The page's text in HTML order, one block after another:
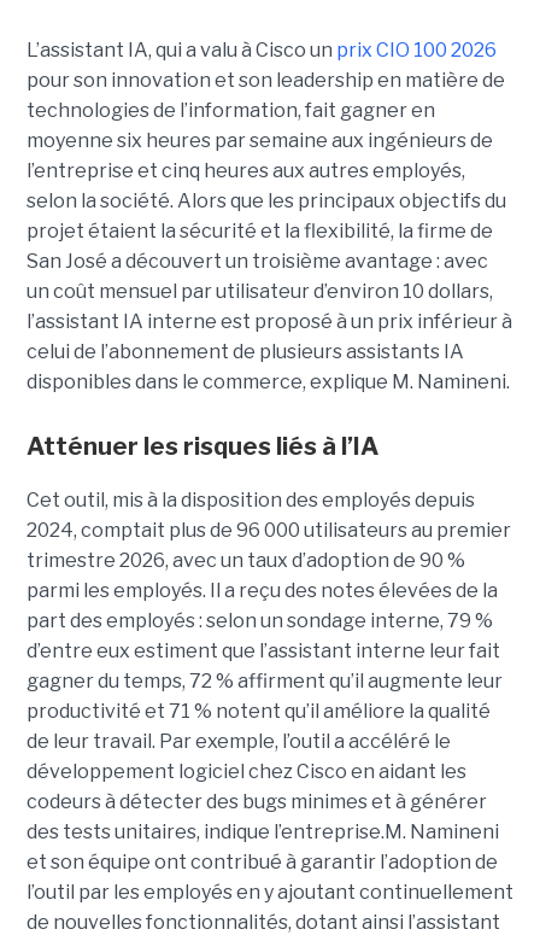
L’assistant IA, qui a valu à Cisco un prix CIO 100 2026
pour son innovation et son leadership en matière de
technologies de l’information, fait gagner en
moyenne six heures par semaine aux ingénieurs de
l’entreprise et cinq heures aux autres employés,
selon la société. Alors que les principaux objectifs du
projet étaient la sécurité et la flexibilité, la firme de
San José a découvert un troisième avantage : avec
un coût mensuel par utilisateur d’environ 10 dollars,
l’assistant IA interne est proposé à un prix inférieur à
celui de l’abonnement de plusieurs assistants IA
disponibles dans le commerce, explique M. Namineni.
Atténuer les risques liés à l’IA
Cet outil, mis à la disposition des employés depuis
2024, comptait plus de 96 000 utilisateurs au premier
trimestre 2026, avec un taux d’adoption de 90 %
parmi les employés. Il a reçu des notes élevées de la
part des employés : selon un sondage interne, 79 %
d’entre eux estiment que l’assistant interne leur fait
gagner du temps, 72 % affirment qu’il augmente leur
productivité et 71 % notent qu’il améliore la qualité
de leur travail. Par exemple, l’outil a accéléré le
développement logiciel chez Cisco en aidant les
codeurs à détecter des bugs minimes et à générer
des tests unitaires, indique l’entreprise.M. Namineni
et son équipe ont contribué à garantir l’adoption de
l’outil par les employés en y ajoutant continuellement
de nouvelles fonctionnalités, dotant ainsi l’assistant